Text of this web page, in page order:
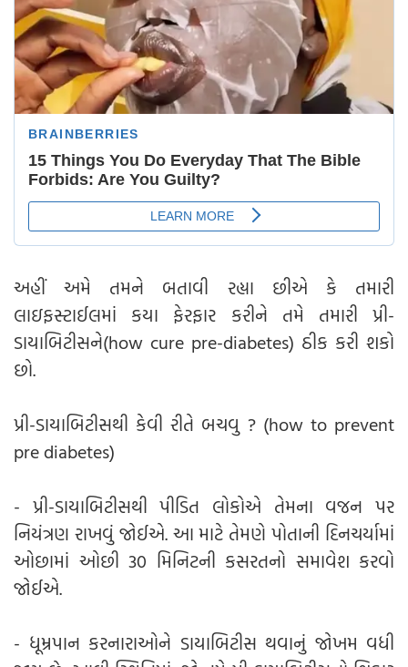
અહીં અમે તમને બતાવી રહ્યા છીએ કે તમારી
લાઇફસ્ટાઈલમાં કયા ફેરફાર કરીને તમે તમારી પ્રી-
ડાયાબિટીસને(how cure pre-diabetes) ઠીક કરી શકો
છો.
પ્રી-ડાયાબિટીસથી કેવી રીતે બચવુ ? (how to prevent
pre diabetes)
- પ્રી-ડાયાબિટીસથી પીડિત લોકોએ તેમના વજન પર
નિયંત્રણ રાખવું જોઈએ. આ માટે તેમણે પોતાની દિનચર્યામાં
ઓછામાં ઓછી 30 મિનિટની કસરતનો સમાવેશ કરવો
જોઈએ.
- ધૂમ્રપાન કરનારાઓને ડાયાબિટીસ થવાનું જોખમ વધી